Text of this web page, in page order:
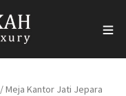
/ Meja Kantor Jati Jepara